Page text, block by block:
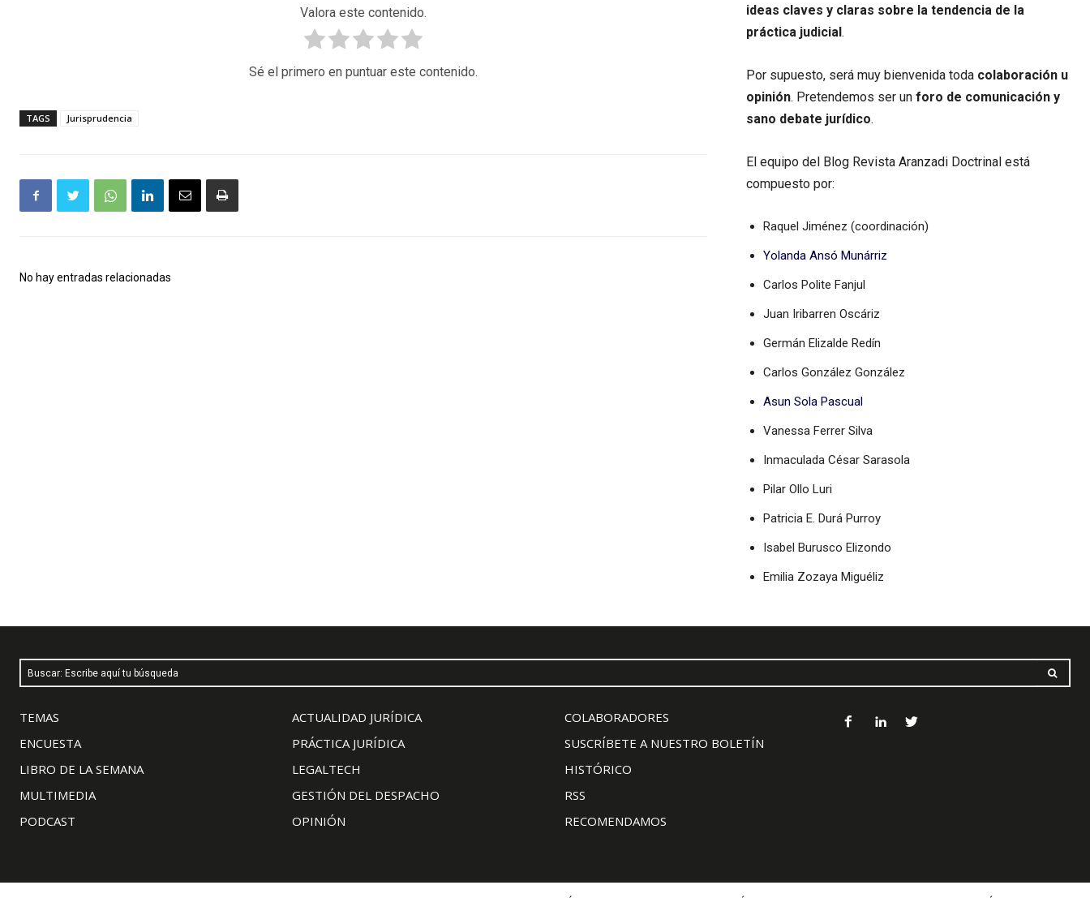
Valora este contenido.
Sé el primero en puntuar este contenido.
TAGS Jurisprudencia
No hay entradas relacionadas
ideas claves y claras sobre la tendencia de la
práctica judicial.
Por supuesto, será muy bienvenida toda colaboración u
opinión. Pretendemos ser un foro de comunicación y
sano debate jurídico.
El equipo del Blog Revista Aranzadi Doctrinal está
compuesto por:
Raquel Jiménez (coordinación)
Yolanda Ansó Munárriz
Carlos Polite Fanjul
Juan Iribarren Oscáriz
Germán Elizalde Redín
Carlos González González
Asun Sola Pascual
Vanessa Ferrer Silva
Inmaculada César Sarasola
Pilar Ollo Luri
Patricia E. Durá Purroy
Isabel Burusco Elizondo
Emilia Zozaya Miguéliz
Buscar: Escribe aquí tu búsqueda
TEMAS
ENCUESTA
LIBRO DE LA SEMANA
MULTIMEDIA
PODCAST
ACTUALIDAD JURÍDICA
PRÁCTICA JURÍDICA
LEGALTECH
GESTIÓN DEL DESPACHO
OPINIÓN
COLABORADORES
SUSCRÍBETE A NUESTRO BOLETÍN
HISTÓRICO
RSS
RECOMENDAMOS